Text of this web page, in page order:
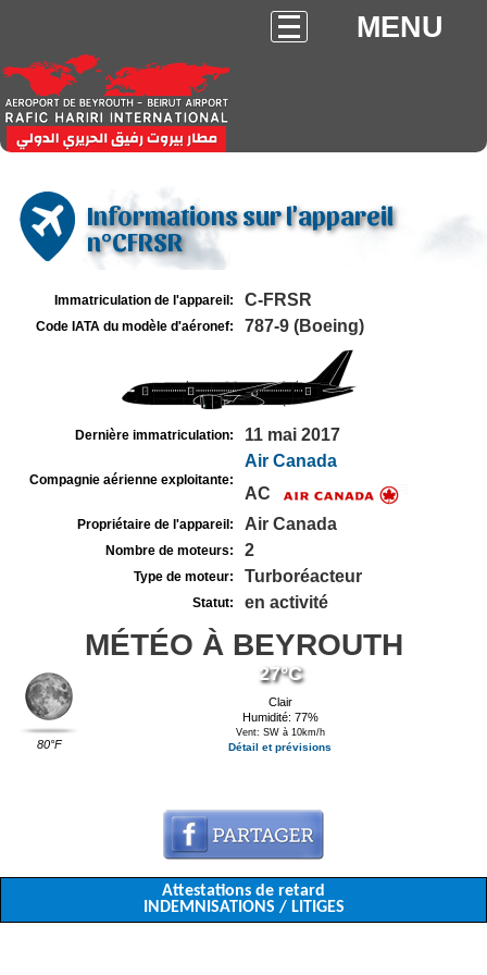
MENU
Informations sur l'appareil
n°CFRSR
Immatriculation de l'appareil: C-FRSR
Code IATA du modèle d'aéronef: 787-9 (Boeing)
Dernière immatriculation: 11 mai 2017
Compagnie aérienne exploitante:
Air Canada
AC
Propriétaire de l'appareil: Air Canada
Nombre de moteurs: 2
Type de moteur: Turboréacteur
Statut: en activité
MÉTÉO À BEYROUTH
80°F
27°C
Clair
Humidité: 77%
Vent: SW à 10km/h
Détail et prévisions
Attestations de retard
INDEMNISATIONS / LITIGES